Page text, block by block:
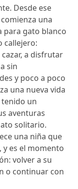
Desde ese
una
para gato blanco
callejero:
a disfrutar
sin
y poco a poco
una nueva vida
un
aventuras
solitario.
una niña que
es el momento
volver a su
o continuar con